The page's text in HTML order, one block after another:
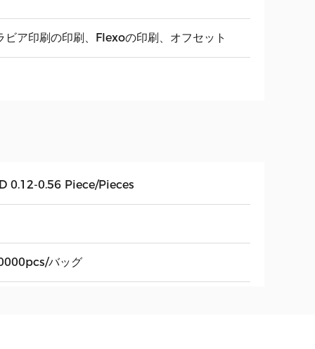
ビア印刷の印刷、Flexoの印刷、オフセット
0.12-0.56 Piece/Pieces
バッグ